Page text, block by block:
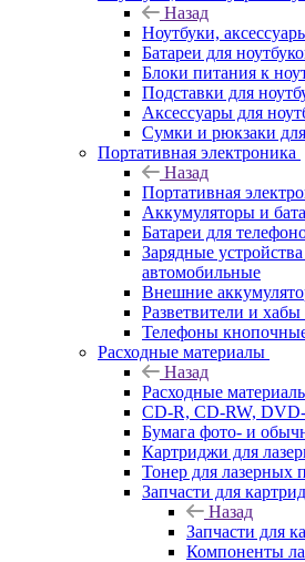
Назад
Ноутбуки,
Батареи для
Блоки питания к
Подставки для
Аксессуары для
Сумки и рюкзаки для
Портативная электроника
Назад
Портативная
Аккумуляторы и
Батареи для
Зарядные
автомобильные
Внешние
Разветвители и
Телефоны
Расходные материалы
Назад
Расходные
CD-R, CD-RW,
Бумага фото- и
Картриджи для
Тонер для лазерных
Запчасти для
Назад
Запчасти для
Компоненты